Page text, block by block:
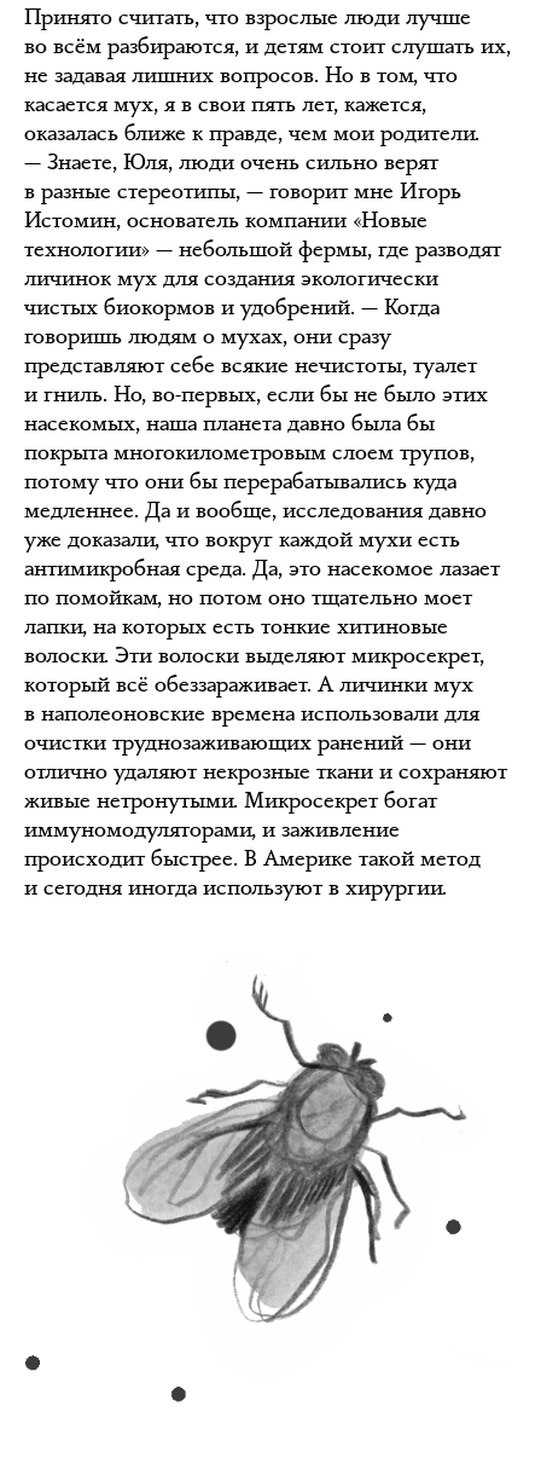
Принято считать, что взрослые люди лучше
во всём разбираются, и детям стоит слушать их,
не задавая лишних вопросов. Но в том, что
касается мух, я в свои пять лет, кажется,
оказалась ближе к правде, чем мои родители.
— Знаете, Юля, люди очень сильно верят
в разные стереотипы, — говорит мне Игорь
Истомин, основатель компании «Новые
технологии» — небольшой фермы, где разводят
личинок мух для создания экологически
чистых биокормов и удобрений. — Когда
говоришь людям о мухах, они сразу
представляют себе всякие нечистоты, туалет
и гниль. Но, во-первых, если бы не было этих
насекомых, наша планета давно была бы
покрыта многокилометровым слоем трупов,
потому что они бы перерабатывались куда
медленнее. Да и вообще, исследования давно
уже доказали, что вокруг каждой мухи есть
антимикробная среда. Да, это насекомое лазает
по помойкам, но потом оно тщательно моет
лапки, на которых есть тонкие хитиновые
волоски. Эти волоски выделяют микросекрет,
который всё обеззараживает. А личинки мух
в наполеоновские времена использовали для
очистки труднозаживающих ранений — они
отлично удаляют некрозные ткани и сохраняют
живые нетронутыми. Микросекрет богат
иммуномодуляторами, и заживление
происходит быстрее. В Америке такой метод
и сегодня иногда используют в хирургии.